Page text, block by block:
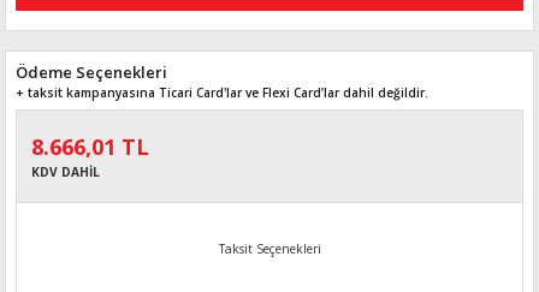
Ödeme Seçenekleri
+ taksit kampanyasına Ticari Card'lar ve Flexi Card’lar dahil değildir.
8.666,01 TL
KDV DAHİL
Taksit Seçenekleri